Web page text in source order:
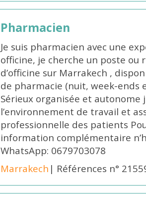
Pharmacien
Je suis pharmacien avec une
officine, je cherche un poste
d’officine sur Marrakech ,
de pharmacie (nuit, week-ends
Sérieux organisée et autonome
l’environnement de travail et
professionnelle des patients
information complémentaire
WhatsApp: 0679703078
Marrakech | Références n°